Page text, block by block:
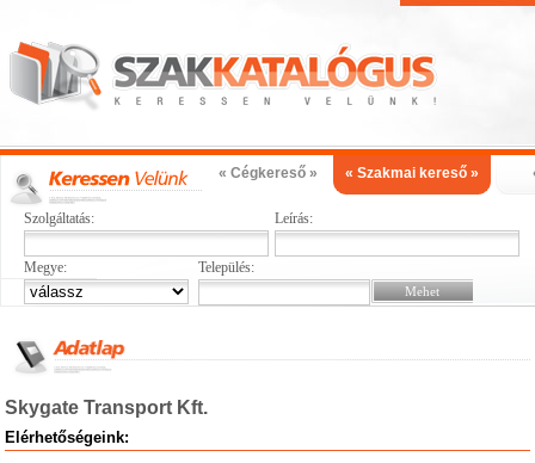
« Cégkereső » « Szakmai kereső »
Szolgáltatás: Leírás:
Megye: Település:
Skygate Transport Kft.
Elérhetőségeink: